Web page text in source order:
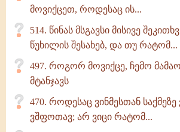
მოვიქცეთ, როდესაც ის...
514. წინას მსგავსი მისივე
წუხილის შესახებ, და თუ რატომ...
497. როგორ მოვიქცე, ჩემო მამაო,
მტანჯავს
470. როდესაც ვინმესთან
ვშფოთავ; არ ვიცი რატომ...